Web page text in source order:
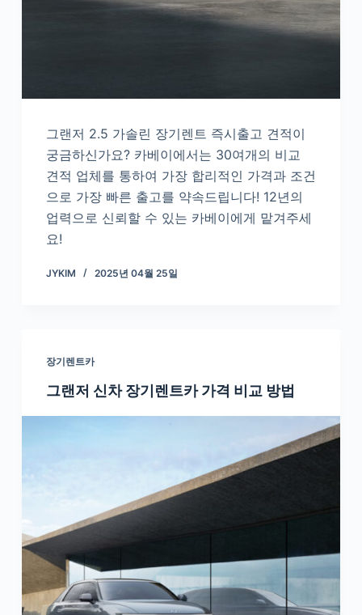
그랜저 2.5 가솔린 장기렌트 즉시출고 견적이
궁금하신가요? 카베이에서는 30여개의 비교
견적 업체를 통하여 가장 합리적인 가격과 조건
으로 가장 빠른 출고를 약속드립니다! 12년의
업력으로 신뢰할 수 있는 카베이에게 맡겨주세
요!
JYKIM 2025년 04월 25일
장기렌트카
그랜저 신차 장기렌트카 가격 비교 방법